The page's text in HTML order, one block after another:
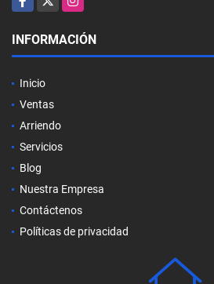
INFORMACIÓN
Inicio
Ventas
Arriendo
Servicios
Blog
Nuestra Empresa
Contáctenos
Políticas de privacidad